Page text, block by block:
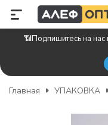
📶Подпишитесь на нас
Главная УПАКОВКА